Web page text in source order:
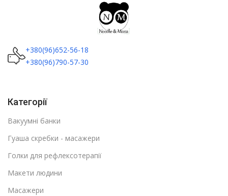
+380(96)652-56-18
+380(96)790-57-30
Категорії
Вакуумні банки
Гуаша скребки - масажери
Голки для рефлексотерапії
Макети людини
Масажери